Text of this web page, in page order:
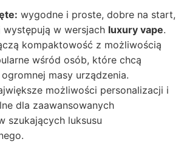
wygodne i proste, dobre na start,
w wersjach luxury vape.
kompaktowość z możliwością
wśród osób, które chcą
masy urządzenia.
możliwości personalizacji i
dla zaawansowanych
szukających luksusu